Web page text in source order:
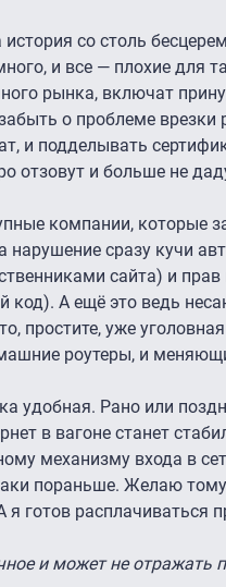
история со столь
и все — плохие для
рынка, включат
о проблеме
и подделывать
отзовут и больше не
компании, которые
нарушение сразу кучи
сайта) и
код). А ещё это ведь
простите, уже
роутеры, и
удобная. Рано или
в вагоне станет
механизму входа в
пораньше. Желаю
готов расплачиваться
и может не отражать